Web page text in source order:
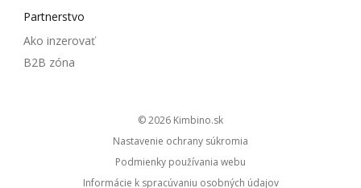
Partnerstvo
Ako inzerovať
B2B zóna
© 2026
kimbino.sk
Nastavenie ochrany súkromia
Podmienky používania webu
Informácie k spracúvaniu osobných údajov